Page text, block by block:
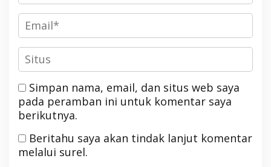
Simpan nama, email, dan situs web saya
pada peramban ini untuk komentar saya
berikutnya.
Beritahu saya akan tindak lanjut komentar
melalui surel.